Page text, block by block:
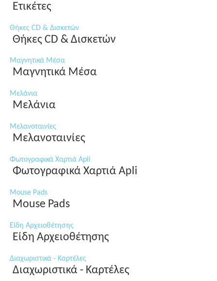
Ετικέτες
Θήκες CD & Δισκετών
Θήκες CD & Δισκετών
Μαγνητικά Μέσα
Μαγνητικά Μέσα
Μελάνια
Μελάνια
Μελανοταινίες
Μελανοταινίες
Φωτογραφικά Χαρτιά Apli
Φωτογραφικά Χαρτιά Apli
Mouse Pads
Mouse Pads
Είδη Αρχειοθέτησης
Είδη Αρχειοθέτησης
Διαχωριστικά - Καρτέλες
Διαχωριστικά - Καρτέλες